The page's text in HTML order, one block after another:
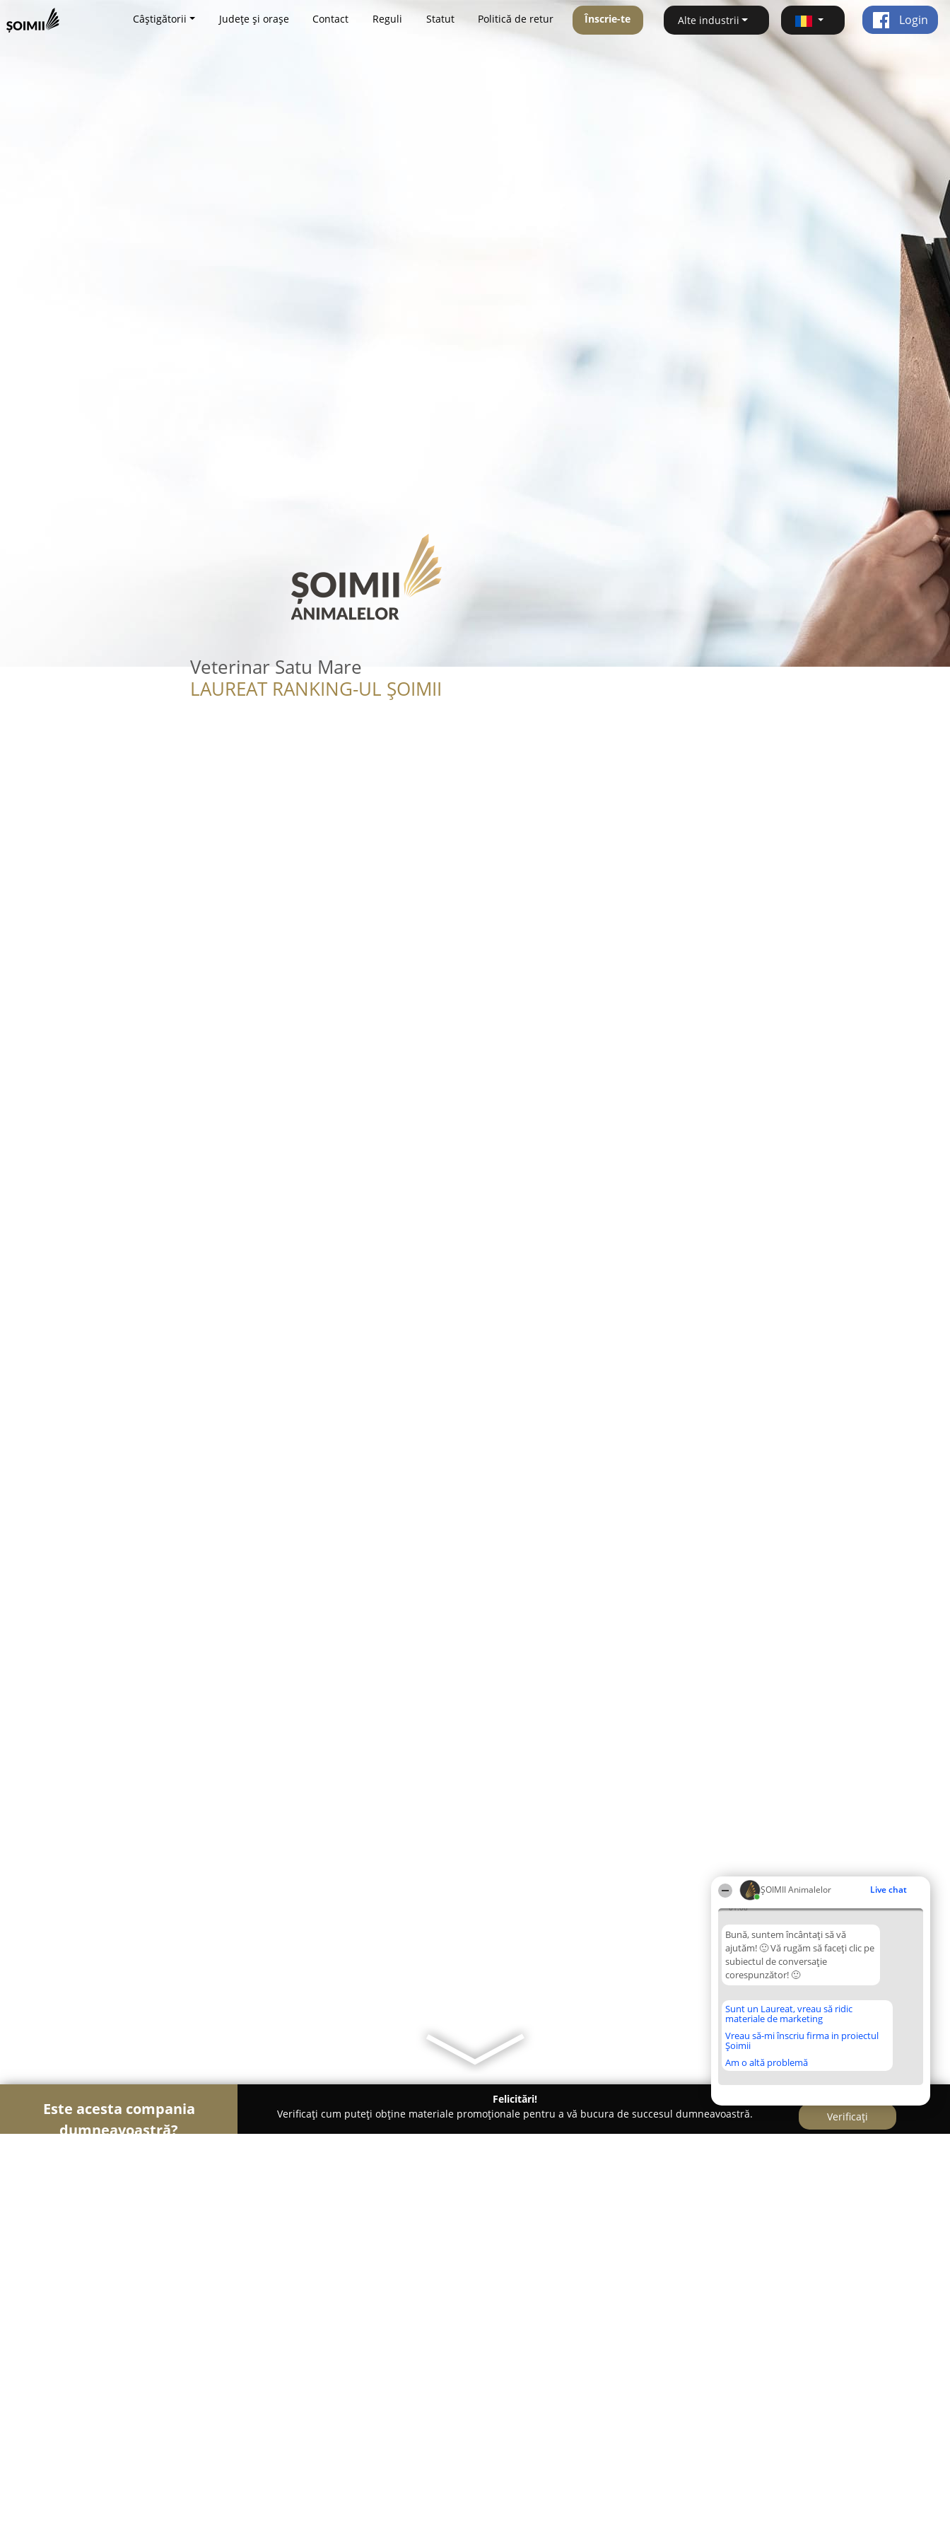
ŞOIMII Animalelor Live chat
01:08
Bună, suntem încântați să vă
ajutăm! 🙂 Vă rugăm să faceți clic pe
subiectul de conversație
corespunzător! 🙂
Sunt un Laureat, vreau să ridic
materiale de marketing
Vreau să-mi înscriu firma in proiectul
Șoimii
Am o altă problemă
Câștigătorii Județe și orașe Contact Reguli Statut Politică de retur Înscrie-te Alte industrii Login
Veterinar Satu Mare
LAUREAT RANKING-UL ȘOIMII
Este acesta compania
dumneavoastră?
Felicitări!
Verificați cum puteți obține materiale promoționale pentru a vă bucura de succesul dumneavoastră.
Verificați